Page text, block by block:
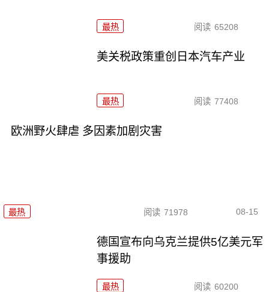
最热 阅读 65208
美关税政策重创日本汽车产业
最热 阅读 77408
欧洲野火肆虐 多因素加剧灾害
最热 阅读 71978 08-15
德国宣布向乌克兰提供5亿美元军
事援助
最热 阅读 60200